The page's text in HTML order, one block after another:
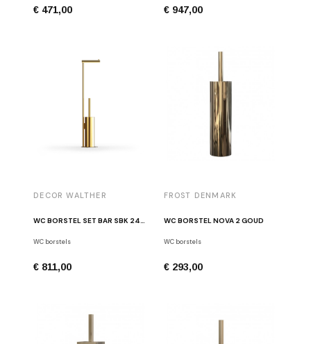
€ 471,00 € 947,00
DECOR WALTHER
WC borstels
€ 811,00
FROST DENMARK
WC BORSTEL NOVA 2 GOUD
WC borstels
€ 293,00